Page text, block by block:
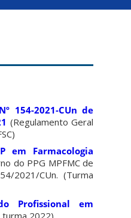
154-2021-CUn de
(Regulamento Geral
em Farmacologia
do PPG MPFMC de
2021/CUn. (Turma
Profissional em
2022)